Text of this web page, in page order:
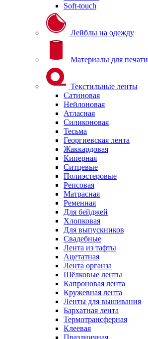
Soft-touch
Лейблы на одежду
Материалы для печати
Текстильные ленты
Сатиновая
Нейлоновая
Атласная
Силиконовая
Тесьма
Георгиевская лента
Жаккардовая
Киперная
Ситцевые
Полиэстеровые
Репсовая
Матрасная
Ременная
Для бейджей
Хлопковая
Для выпускников
Свадебные
Лента из тафты
Ацетатная
Лента органза
Шёлковые ленты
Капроновая лента
Кружевная лента
Ленты для вышивания
Бархатная лента
Термотрансферная
Клеевая
Праздничная